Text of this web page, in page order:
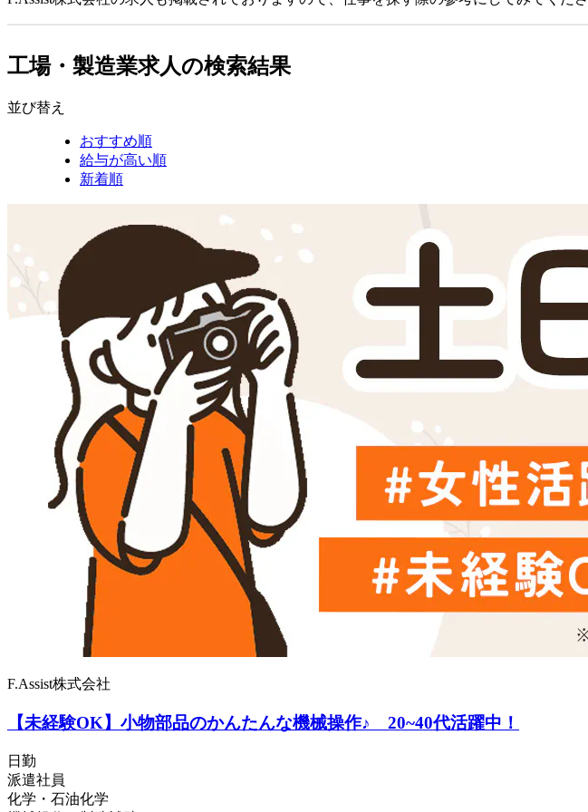
工場・製造業求人の検索結果
並び替え
おすすめ順
給与が高い順
新着順
F.Assist株式会社
【未経験OK】小物部品のかんたんな機械操作♪ 20~40代活躍中！
日勤
派遣社員
化学・石油化学